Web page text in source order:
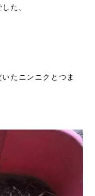
た。
たニンニクとつま